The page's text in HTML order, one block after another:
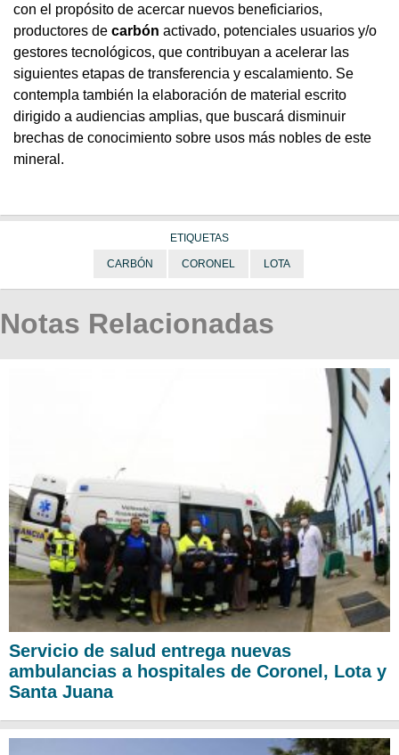
con el propósito de acercar nuevos beneficiarios,
productores de carbón activado, potenciales usuarios y/o
gestores tecnológicos, que contribuyan a acelerar las
siguientes etapas de transferencia y escalamiento. Se
contempla también la elaboración de material escrito
dirigido a audiencias amplias, que buscará disminuir
brechas de conocimiento sobre usos más nobles de este
mineral.
ETIQUETAS
CARBÓN CORONEL LOTA
Notas Relacionadas
Servicio de salud entrega nuevas
ambulancias a hospitales de Coronel, Lota y
Santa Juana